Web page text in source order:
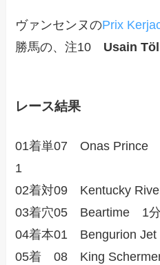
ヴァンセンヌのPrix
勝馬の、注10 Usain Töll
レース結果
01着単07 Onas Prince
1
02着対09 Kentucky
03着穴05 Beartime 1
04着本01 Bengurion
05着 08 King